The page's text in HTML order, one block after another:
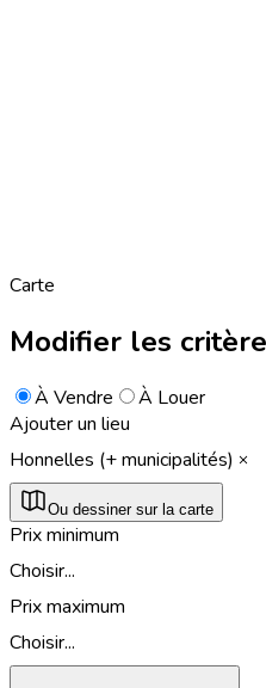
Carte
Modifier les
À Vendre
À Louer
Ajouter un lieu
Honnelles (+ municipalités)
Ou dessiner sur la carte
Prix minimum
Choisir...
Prix maximum
Choisir...